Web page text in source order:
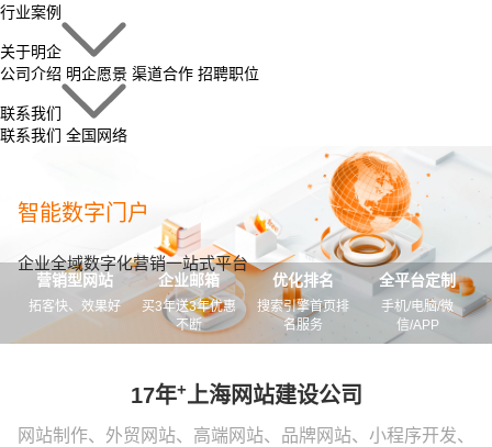
行业案例
关于明企
公司介绍 明企愿景 渠道合作 招聘职位
联系我们
联系我们 全国网络
智能数字门户
企业全域数字化营销一站式平台
营销型网站
拓客快、效果好
企业邮箱
买3年送3年优惠
不断
优化排名
搜索引擎首页排
名服务
全平台定制
手机/电脑/微
信/APP
17年+上海网站建设公司
网站制作、外贸网站、高端网站、品牌网站、小程序开发、